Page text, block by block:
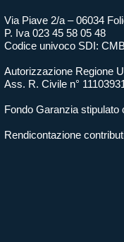
Via Piave 2/a – 06034
P. Iva 023 45 58 05 48
Codice univoco SDI:
Autorizzazione Regione
Ass. R. Civile n°
Fondo Garanzia stipulato
Rendicontazione